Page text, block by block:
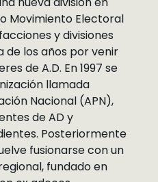
Movimiento Electoral
y divisiones
de los años por venir
de A.D. En 1997 se
llamada
Nacional (APN),
de AD y
Posteriormente
fusionarse con un
fundado en